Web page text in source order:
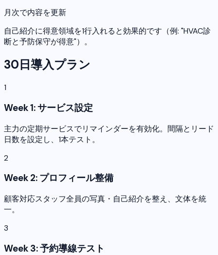
月次で内容を更新
自己紹介に得意領域を1行入れると効果的です（例: "HVAC診
断と予防保守が得意"）。
30日導入プラン
1
Week 1: サービス設定
主力の定期サービスでリマインダーを有効化。間隔とリード
日数を設定し、1本テスト。
2
Week 2: プロフィール整備
顧客対応スタッフ全員の写真・自己紹介を整え、文体を統
一。
3
Week 3: 予約導線テスト